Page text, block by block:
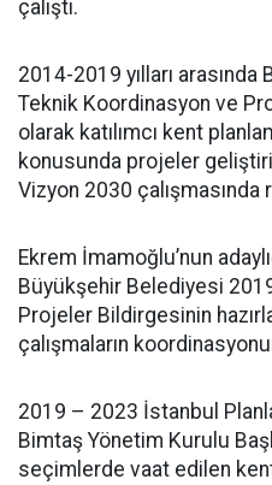
çalıştı.
2014-2019 yılları
Teknik Koordinasyon ve
olarak katılımcı kent
konusunda projeler
Vizyon 2030 çalışmasında
Ekrem İmamoğlu’nun
Büyükşehir Belediyesi
Projeler Bildirgesinin
çalışmaların
2019 – 2023 İstanbul
Bimtaş Yönetim Kurulu
seçimlerde vaat edilen